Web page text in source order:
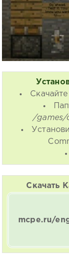
/games/
Скачать
mcpe.ru/